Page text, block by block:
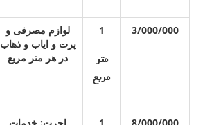
3/000/000
1
متر
مربع
لوازم مصرفی و
پرت و ایاب و ذهاب
در هر متر مربع
8/000/000
1 اجرت: خدمات